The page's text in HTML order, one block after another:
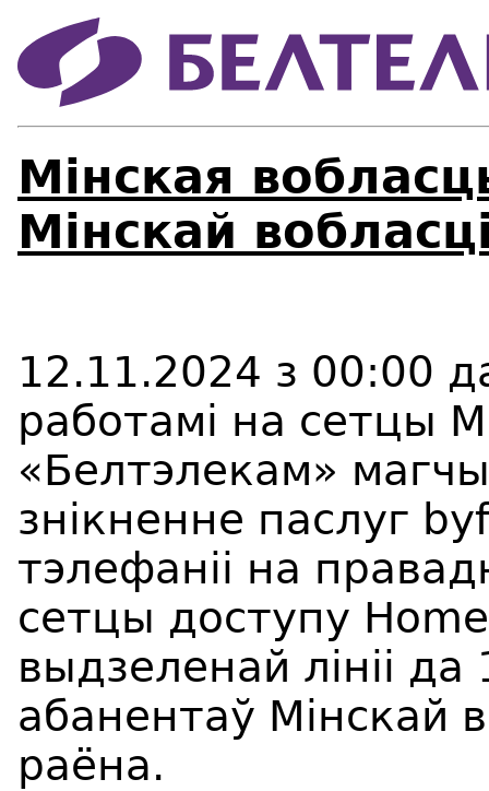
Мінская
Мінскай
12.11.2024 з 00:00
работамі на сетцы
«Белтэлекам»
знікненне паслуг
тэлефаніі на
сетцы доступу
выдзеленай лініі да
абанентаў Мінскай
раёна.